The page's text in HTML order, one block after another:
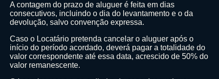
A contagem do prazo de aluguer é feita em dias
consecutivos, incluindo o dia do levantamento e o da
devolução, salvo convenção expressa.
Caso o Locatário pretenda cancelar o aluguer após o
início do período acordado, deverá pagar a totalidade do
valor correspondente até essa data, acrescido de 50% do
valor remanescente.